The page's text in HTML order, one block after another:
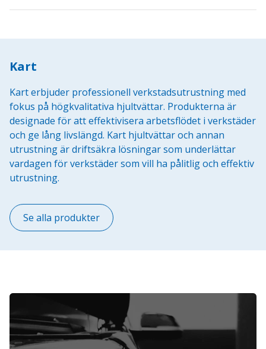
Kart
Kart erbjuder professionell verkstadsutrustning med
fokus på högkvalitativa hjultvättar. Produkterna är
designade för att effektivisera arbetsflödet i verkstäder
och ge lång livslängd. Kart hjultvättar och annan
utrustning är driftsäkra lösningar som underlättar
vardagen för verkstäder som vill ha pålitlig och effektiv
utrustning.
Se alla produkter